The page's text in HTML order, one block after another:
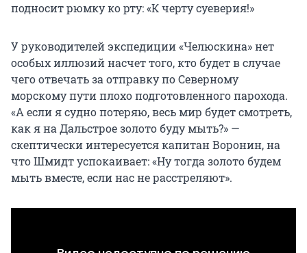
подносит рюмку ко рту: «К черту суеверия!»
У руководителей экспедиции «Челюскина» нет
особых иллюзий насчет того, кто будет в случае
чего отвечать за отправку по Северному
морскому пути плохо подготовленного парохода.
«А если я судно потеряю, весь мир будет смотреть,
как я на Дальстрое золото буду мыть?» —
скептически интересуется капитан Воронин, на
что Шмидт успокаивает: «Ну тогда золото будем
мыть вместе, если нас не расстреляют».